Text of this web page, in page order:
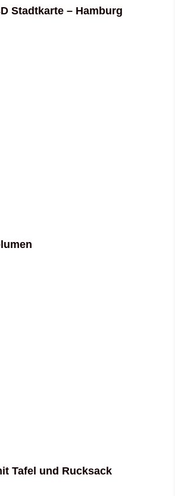
Stadtkarte – Hamburg
Tafel und Rucksack